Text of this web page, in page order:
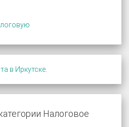
в Иркутске.
Налоговое